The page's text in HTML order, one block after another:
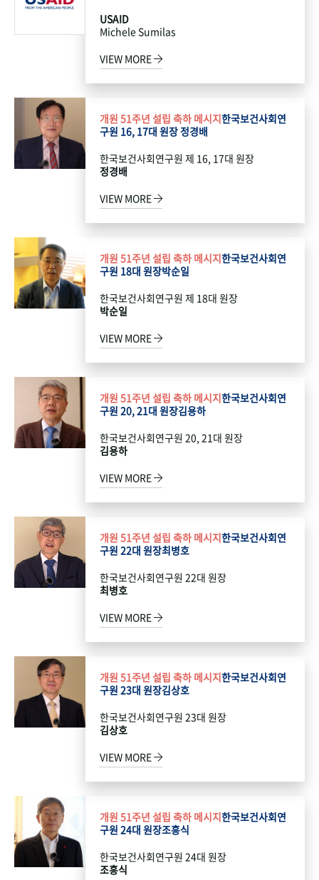
USAID
Michele Sumilas
VIEW MORE
개원 51주년 설립 축하 메시지한국보건사회연
구원 16, 17대 원장 정경배
한국보건사회연구원 제 16, 17대 원장
정경배
VIEW MORE
개원 51주년 설립 축하 메시지한국보건사회연
구원 18대 원장박순일
한국보건사회연구원 제 18대 원장
박순일
VIEW MORE
개원 51주년 설립 축하 메시지한국보건사회연
구원 20, 21대 원장김용하
한국보건사회연구원 20, 21대 원장
김용하
VIEW MORE
개원 51주년 설립 축하 메시지한국보건사회연
구원 22대 원장최병호
한국보건사회연구원 22대 원장
최병호
VIEW MORE
개원 51주년 설립 축하 메시지한국보건사회연
구원 23대 원장김상호
한국보건사회연구원 23대 원장
김상호
VIEW MORE
개원 51주년 설립 축하 메시지한국보건사회연
구원 24대 원장조흥식
한국보건사회연구원 24대 원장
조흥식